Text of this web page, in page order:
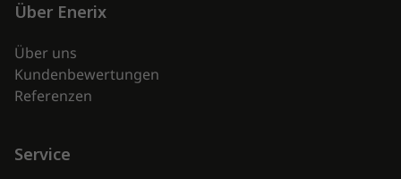
Über Enerix
Über uns
Kundenbewertungen
Referenzen
Service